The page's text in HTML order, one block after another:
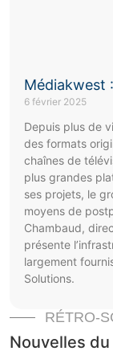
Médiakwest
6 février 2025
Depuis plus de
des formats
chaînes de
plus grandes
ses projets, le
moyens de
Chambaud,
présente
largement
Solutions.
RÉTRO-
Nouvelles